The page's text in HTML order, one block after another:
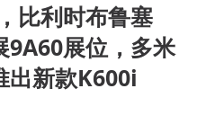
比利时布鲁塞
9A60展位，多米
出新款K600i